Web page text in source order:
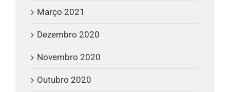
Março 2021
Dezembro 2020
Novembro 2020
Outubro 2020